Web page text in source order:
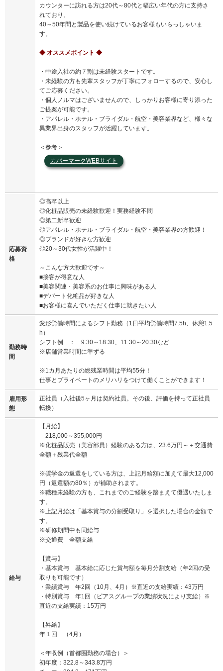
カウンターに訪れる方は20代～80代と幅広い年代の方に支持さ
れており、
40～50年間と製品を使い続けているお客様もいらっしゃいま
す。
◆ オススメポイント ◆
・中途入社の約７割は未経験スタートです。
・未経験の方も先輩スタッフが丁寧にフォローするので、安心し
てご応募ください。
・個人ノルマはございませんので、しっかりお客様に寄り添った
ご提案が可能です。
・アパレル・ホテル・ブライダル・航空・美容業界など、様々な
異業界出身のスタッフが活躍しています。
＜参考＞
カバーマークWEBサイト
応募資
格
◎高卒以上
◎化粧品販売の未経験歓迎！実務経験不問
◎第二新卒歓迎
◎アパレル・ホテル・ブライダル・航空・美容業界の方歓迎！
◎ブランドが好きな方歓迎
◎20～30代女性が活躍中！
～こんな方大歓迎です～
■接客が得意な人
■美容関連・美容系のお仕事に興味がある人
■デパート化粧品が好きな人
■お客様に喜んでいただく仕事に就きたい人
勤務時
間
変形労働時間によるシフト勤務（1日平均労働時間7.5h、休憩1.5
h）
シフト例 ： 9:30～18:30、11:30～20:30など
※店舗営業時間に準ずる
※1カ月あたりの総残業時間は平均55分！
仕事とプライベートのメリハリをつけて働くことができます！
雇用形
態
正社員（入社後5ヶ月は契約社員。その後、評価を持って正社員
転換）
給与
【月給】
218,000～355,000円
※化粧品販売（美容部員）経験のある方は、23.6万円～＋交通費
全額＋残業代全額
※奨学金の返還をしている方は、上記月給額に加えて最大12,000
円（返還額の80％）が補助されます。
※職種未経験の方も、これまでのご経験を踏まえて優遇いたしま
す。
※上記月給は「基本賞与の分割受取り」を選択した場合の金額で
す。
※研修期間中も同給与
※交通費 全額支給
【賞与】
・基本賞与 基本給に応じた賞与額を毎月分割支給（年2回の受
取りも可能です）
・業績賞与 年2回（10月、4月）※直近の支給実績：43万円
・特別賞与 年1回（ピアスグループの業績状況により支給）※
直近の支給実績：15万円
【昇給】
年１回 （4月）
＜年収例（首都圏勤務の場合）＞
初年度：322.8～343.8万円